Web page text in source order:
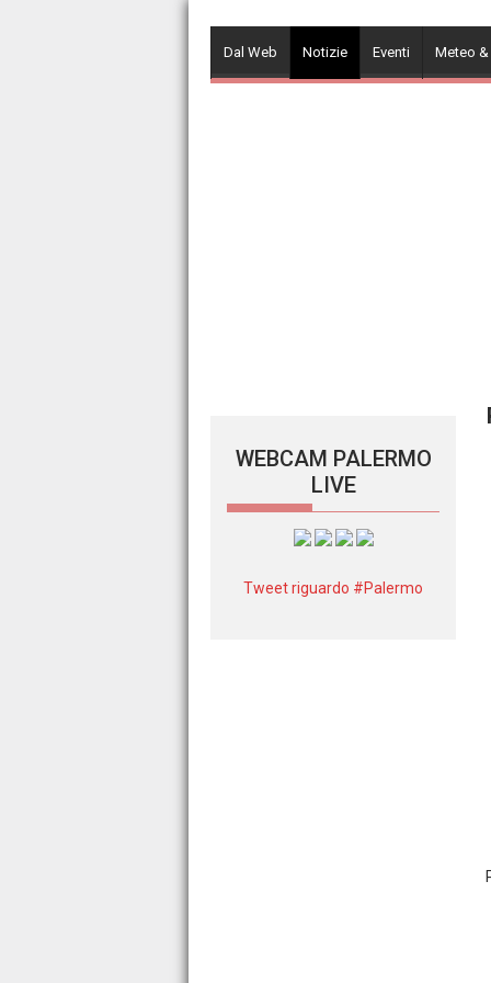
contentDal Web Notizie Eventi Meteo
WEBCAM PALERMO
LIVE
Tweet riguardo #Palermo